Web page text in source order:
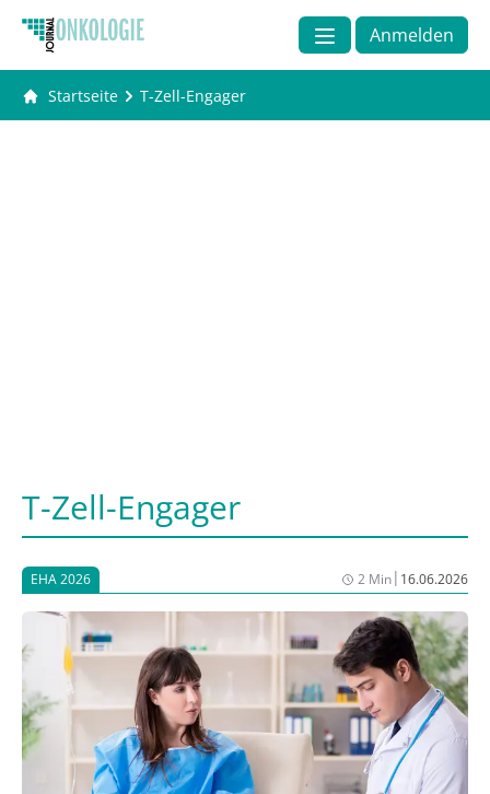
Anmelden
Startseite T-Zell-Engager
T-Zell-Engager
EHA 2026 2 Min| 16.06.2026